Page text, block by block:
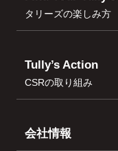
タリーズの楽しみ方
Tully’s Action
CSRの取り組み
会社情報